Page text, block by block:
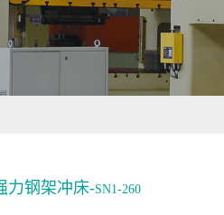
力钢架冲床-SN1-260